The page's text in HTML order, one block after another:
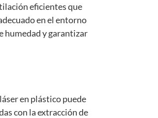
eficientes que
en el entorno
humedad y garantizar
en plástico puede
con la extracción de